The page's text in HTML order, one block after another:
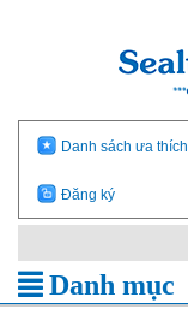
Danh sách ưa thích
Đăng ký
Danh mục